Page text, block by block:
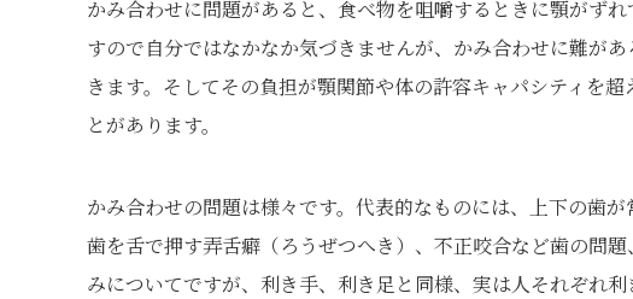
かみ合わせに問題があると、食べ物を咀嚼するときに顎がず
すので自分ではなかなか気づきませんが、かみ合わせに難が
きます。そしてその負担が顎関節や体の許容キャパシティを
とがあります。
かみ合わせの問題は様々です。代表的なものには、上下の歯
歯を舌で押す弄舌癖（ろうぜつへき）、不正咬合など歯の問
みについてですが、利き手、利き足と同様、実は人それぞれ